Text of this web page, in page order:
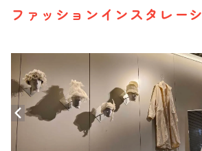
ファッションインスタレー